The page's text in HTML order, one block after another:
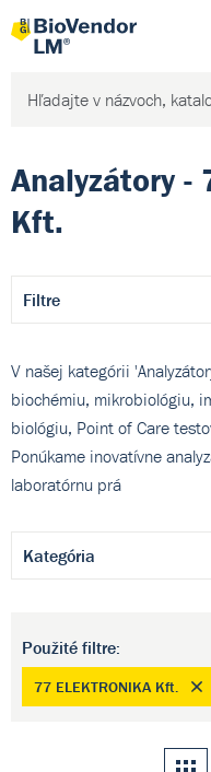
Analyzátory -
Kft.
Filtre
V našej kategórii
biochémiu, mikrobiológiu,
biológiu, Point of Care
Ponúkame inovatívne
laboratórnu prá
Kategória
Použité filtre:
77 ELEKTRONIKA Kft.